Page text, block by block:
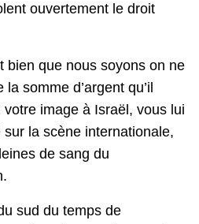
ouvertement le droit
bien que nous soyons on ne
somme d’argent qu’il
image à Israël, vous lui
la scène internationale,
de sang du
sud du temps de